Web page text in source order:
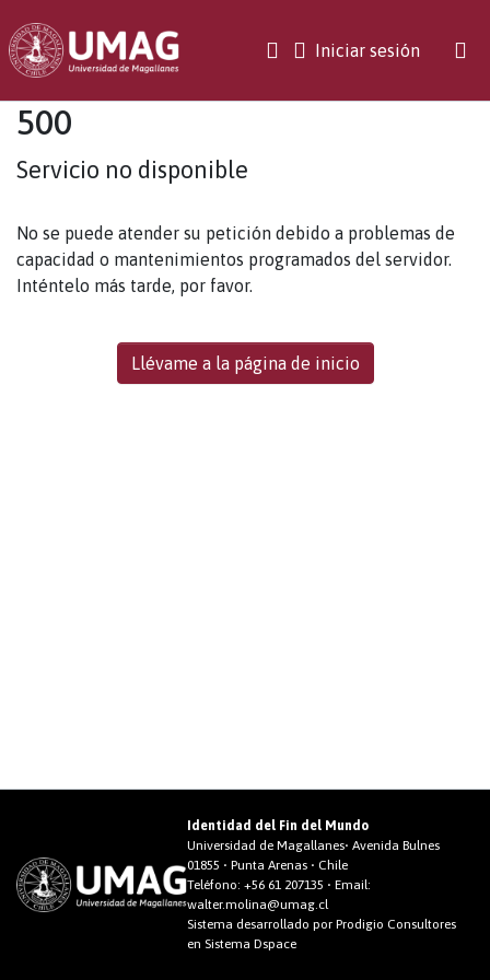
Iniciar sesión(current)
500
Servicio no disponible
No se puede atender su petición debido a problemas de
capacidad o mantenimientos programados del servidor.
Inténtelo más tarde, por favor.
Llévame a la página de inicio
Identidad del Fin del Mundo
Universidad de Magallanes• Avenida Bulnes
01855 • Punta Arenas • Chile
Teléfono:+56 61 207135 • Email:
walter.molina@umag.cl
Sistema desarrollado por Prodigio Consultores
en Sistema Dspace